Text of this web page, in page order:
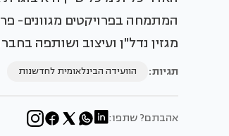
המתמחה בפרויקטים מגוונים-
מגזין נדל"ן ועיצוב ושותפה
תגיות: הוועידה הבינלאומית לחדשנות
אהבתם? שתפו: